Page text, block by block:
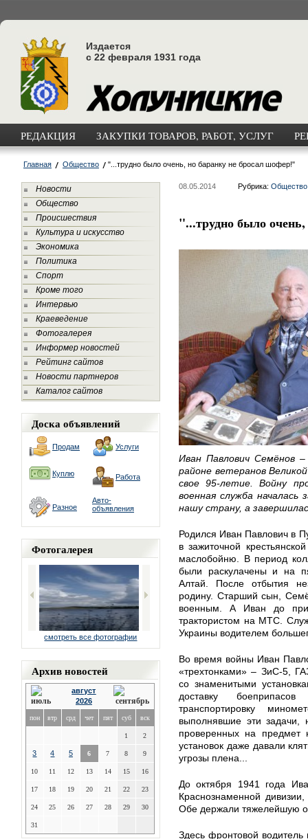
Издается
с 22 февраля 1931 года
РЕДАКЦИЯ ЗАКУПКИ ТОВАРОВ, РАБОТ, УСЛУГ
Главная Общество "...трудно было очень, но баранку не бросал шофер!"
Новости
Общество
Происшествия
Культура и искусство
Экономика
Политика
Спорт
Кроме того
Интервью
Краеведение
Фотогалерея
Информер новостей
Рейтинг сайтов
Новости партнеров
Каталог сайтов
Доска объявлений
Продам Услуги
Куплю Работа
Разное
Авто-
объявления
Фотогалерея
смотреть все фотографии
Архив новостей
август
2026
пон втр срд чет пят суб вск
1 2
3 4 5 6 7 8 9
10 11 12 13 14 15 16
17 18 19 20 21 22 23
24 25 26 27 28 29 30
31
08.05.2014 Рубрика: Общество
"...трудно было
Иван Павлович Семёнов
районе ветеранов
свое 95-летие. Войну
военная служба
нашу страну, а
Родился Иван Павлович в
в зажиточной
маслобойню. В период
были раскулачены и на
Алтай. После отбытия
родину. Старший сын,
военным. А Иван до
трактористом на МТС.
Украины водителем
Во время войны Иван
«трехтонками» – ЗиС-5,
со знаменитыми
доставку
транспортировку
выполнявшие эти задачи,
проверенных на предмет
установок даже давали
угрозы плена...
До октября 1941 года
Краснознаменной
Обе держали тяжелейшую
Здесь фронтовой